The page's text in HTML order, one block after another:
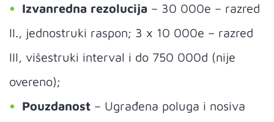
Izvanredna rezolucija – 30 000e – razred
II., jednostruki raspon; 3 x 10 000e – razred
III, višestruki interval i do 750 000d (nije
overeno);
Pouzdanost – Ugrađena poluga i nosiva